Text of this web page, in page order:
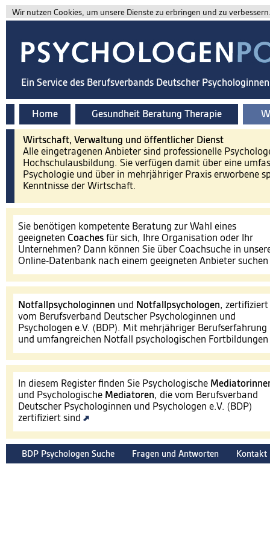
Wir nutzen Cookies, um unsere Dienste zu erbringen und zu
Ein Service des Berufsverbands Deutscher
Home Gesundheit Beratung Therapie
Wirtschaft, Verwaltung und öffentlicher Dienst
Alle eingetragenen Anbieter sind professionelle
Hochschulausbildung. Sie verfügen damit über eine
Psychologie und über in mehrjähriger Praxis erworbene
Kenntnisse der Wirtschaft.
Sie benötigen kompetente Beratung zur Wahl eines
geeigneten Coaches für sich, Ihre Organisation oder Ihr
Unternehmen? Dann können Sie über Coachsuche in
Online-Datenbank nach einem geeigneten Anbieter suchen
Notfallpsychologinnen und Notfallpsychologen, zertifiziert
vom Berufsverband Deutscher Psychologinnen und
Psychologen e.V. (BDP). Mit mehrjähriger Berufserfahrung
und umfangreichen Notfall psychologischen Fortbildungen
In diesem Register finden Sie Psychologische
und Psychologische Mediatoren, die vom Berufsverband
Deutscher Psychologinnen und Psychologen e.V. (BDP)
zertifiziert sind
BDP Psychologen Suche Fragen und Antworten Kontakt